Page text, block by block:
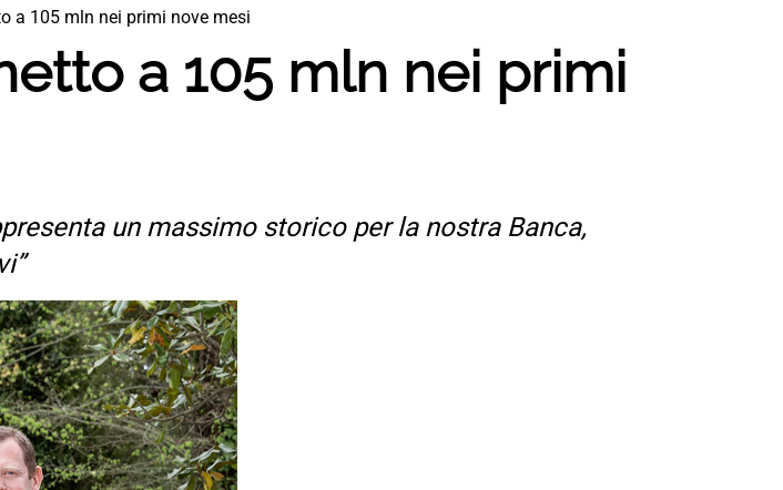
a 105 mln nei primi nove mesi
a 105 mln nei primi
un massimo storico per la nostra Banca,